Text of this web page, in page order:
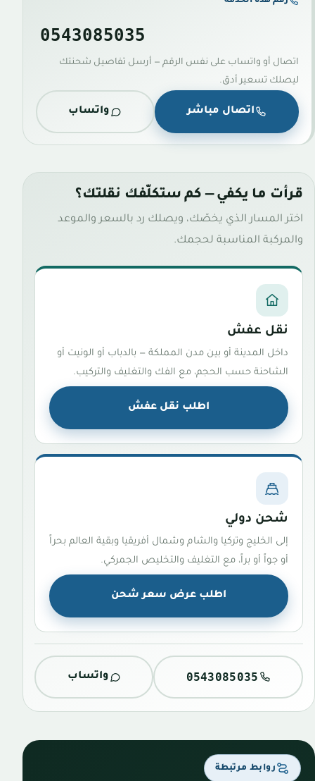
0543085035
اتصال أو واتساب على نفس الرقم — أرسل تفاصيل شحنتك
ليصلك تسعير أدق.
اتصال مباشر واتساب
قرأت ما يكفي — كم ستكلّفك نقلتك؟
اختر المسار الذي يخصّك، ويصلك رد بالسعر والموعد
والمركبة المناسبة لحجمك.
نقل عفش
داخل المدينة أو بين مدن المملكة — بالدباب أو الونيت أو
الشاحنة حسب الحجم، مع الفك والتغليف والتركيب.
اطلب نقل عفش
شحن دولي
إلى الخليج وتركيا والشام وشمال أفريقيا وبقية العالم بحراً
أو جواً أو براً، مع التغليف والتخليص الجمركي.
اطلب عرض سعر شحن
0543085035 واتساب
روابط مرتبطة